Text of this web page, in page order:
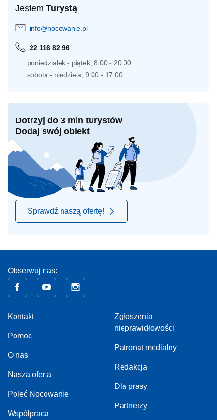
Jestem Turystą
info@nocowanie.pl
22 116 82 96
poniedziałek - piątek, 8:00 - 20:00
sobota - niedziela, 9:00 - 17:00
Dotrzyj do 3 mln turystów
Dodaj swój obiekt
Sprawdź naszą ofertę!
Obserwuj nas:
Kontakt
Pomoc
O nas
Nasza oferta
Poleć Nocowanie
Współpraca
Zgłoszenia
nieprawidłowości
Patronat medialny
Redakcja
Dla prasy
Partnerzy